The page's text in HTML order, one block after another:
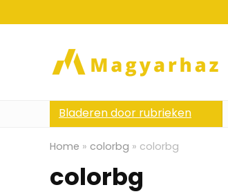
Bladeren door rubrieken
Home » colorbg » colorbg
colorbg